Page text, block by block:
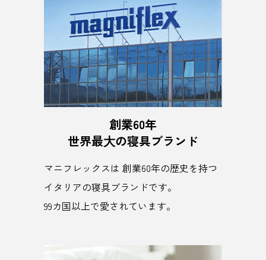
創業60年
世界最⼤の寝具ブランド
マニフレックスは 創業60年の歴史を持つ
イタリアの寝具ブランドです。
99カ国以上で愛されています。